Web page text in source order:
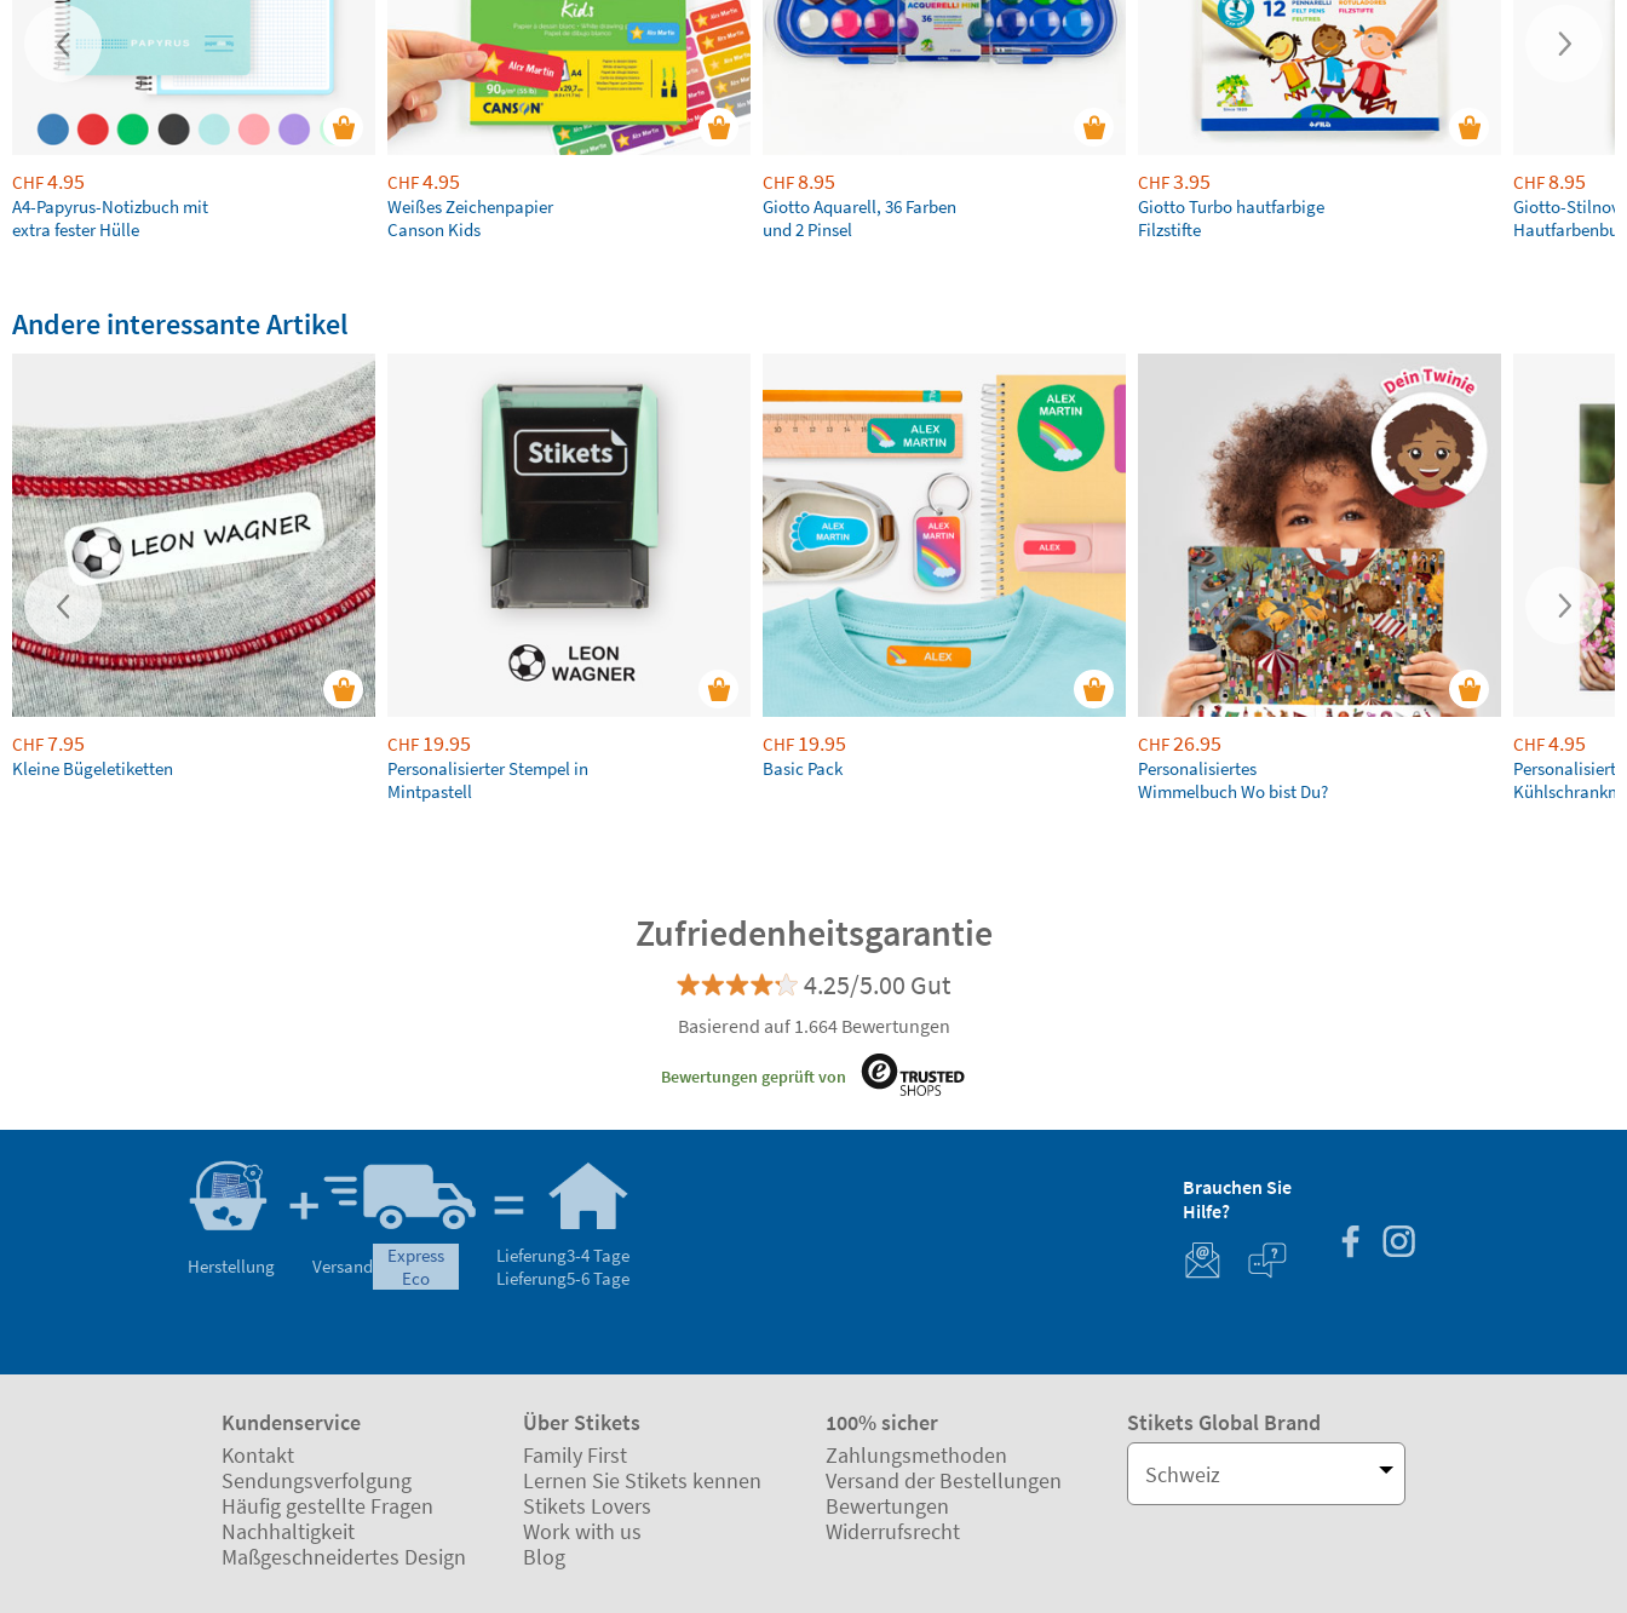
CHF4.95
A4-Papyrus-Notizbuch mit
extra fester Hülle
CHF4.95
Weißes Zeichenpapier
Canson Kids
CHF8.95
Giotto Aquarell, 36 Farben
und 2 Pinsel
CHF3.95
Giotto Turbo hautfarbige
Filzstifte
CHF8.95
Giotto-
Andere interessante Artikel
CHF7.95
Kleine Bügeletiketten
CHF 19.95
Personalisierter Stempel in
Mintpastell
CHF 19.95
Basic Pack
CHF26.95
Personalisiertes
Wimmelbuch Wo bist Du?
CHF4.95
Zufriedenheitsgarantie
4.25/5.00 Gut
Basierend auf 1.664 Bewertungen
Bewertungen geprüft von
Herstellung Versand
express
eco
Lieferung3-4 Tage
Lieferung5-6 Tage
Brauchen Sie
Hilfe?
Kundenservice
Kontakt
Sendungsverfolgung
Häufig gestellte Fragen
Nachhaltigkeit
Maßgeschneidertes Design
Über Stikets
Family First
Lernen Sie Stikets kennen
Stikets Lovers
Work with us
Blog
100% sicher
Zahlungsmethoden
Versand der Bestellungen
Bewertungen
Widerrufsrecht
Stikets Global Brand
Schweiz